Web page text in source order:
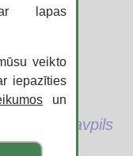
lapas
veikto
iepazīties
un